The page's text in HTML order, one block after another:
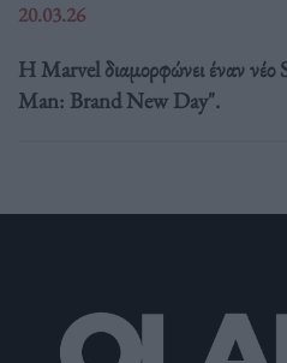
20.03.26
Η Marvel διαμορφώνει έναν
Man: Brand New Day".